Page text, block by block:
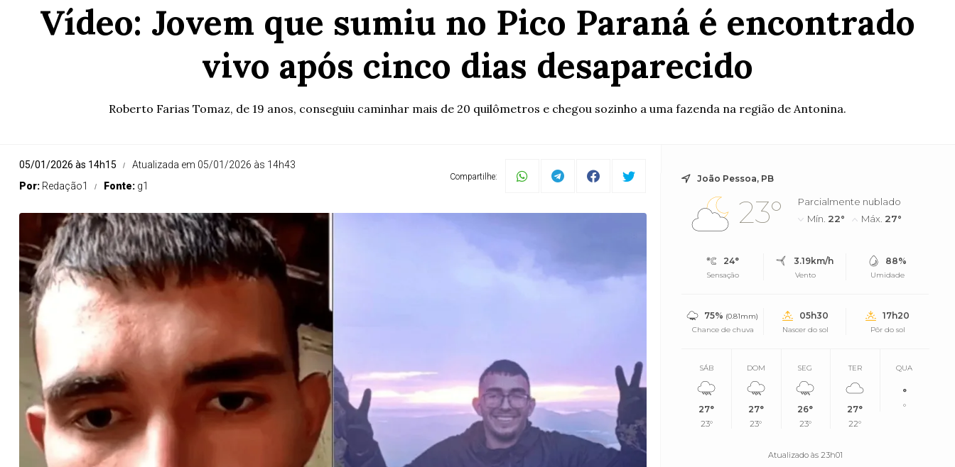
Vídeo: Jovem que sumiu no Pico Paraná é encontrado
vivo após cinco dias desaparecido
Roberto Farias Tomaz, de 19 anos, conseguiu caminhar mais de 20 quilômetros e chegou sozinho a uma fazenda na região de Antonina.
05/01/2026 às 14h15
Atualizada em 05/01/2026 às 14h43
Por: Redação1 Fonte: g1
Compartilhe: João Pessoa, PB
23°
Parcialmente nublado
Mín. 22° Máx. 27°
24°
Sensação
3.19km/h
Vento
88%
Umidade
75% (0.81mm)
Chance de chuva
05h30
Nascer do sol
17h20
Pôr do sol
SÁB
27°
23°
DOM
27°
23°
SEG
26°
23°
TER
27°
22°
QUA
°
°
Atualizado às 23h01